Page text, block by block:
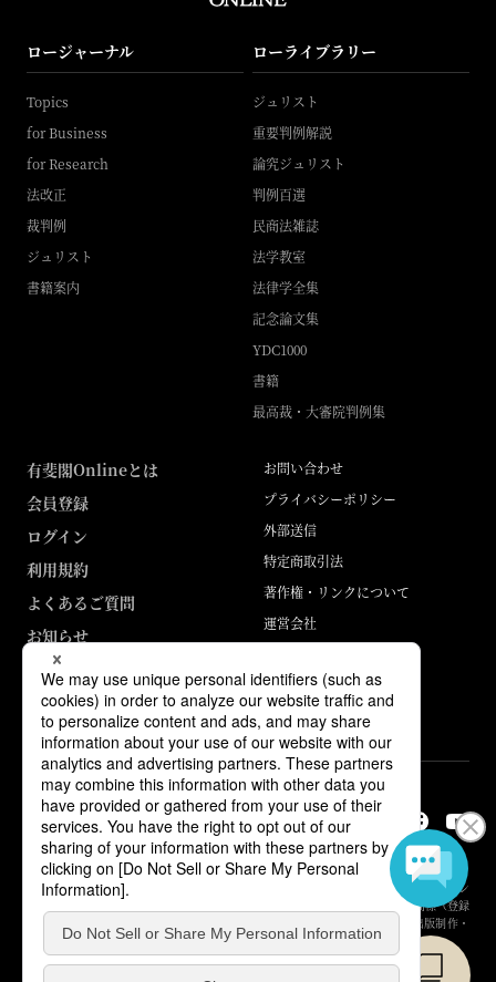
ロージャーナル
Topics
for Business
for Research
法改正
裁判例
ジュリスト
書籍案内
ローライブラリー
ジュリスト
重要判例解説
論究ジュリスト
判例百選
民商法雑誌
法学教室
法律学全集
記念論文集
YDC1000
書籍
最高裁・大審院判例集
有斐閣Onlineとは
会員登録
ログイン
利用規約
よくあるご質問
お知らせ
お問い合わせ
プライバシーポリシー
外部送信
特定商取引法
著作権・リンクについて
運営会社
ABJマークは、この電子書店・電子書籍配信サービスが、著作権者からコン
テンツ使用許諾を得た正規版配信サービスであることを示す登録商標（登録
番号 第6091713号）です。詳しくは［ABJマーク］または［電子出版制作・
流通協議会］で検索してください。